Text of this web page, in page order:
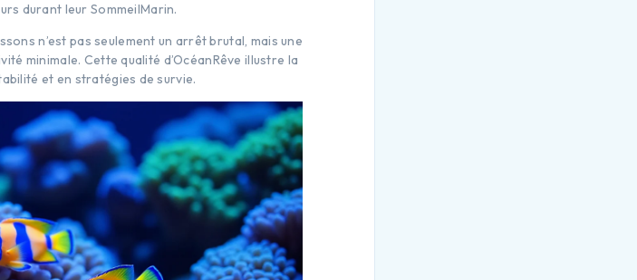
durant leur SommeilMarin.
n’est pas seulement un arrêt brutal, mais une
minimale. Cette qualité d’OcéanRêve illustre la
et en stratégies de survie.